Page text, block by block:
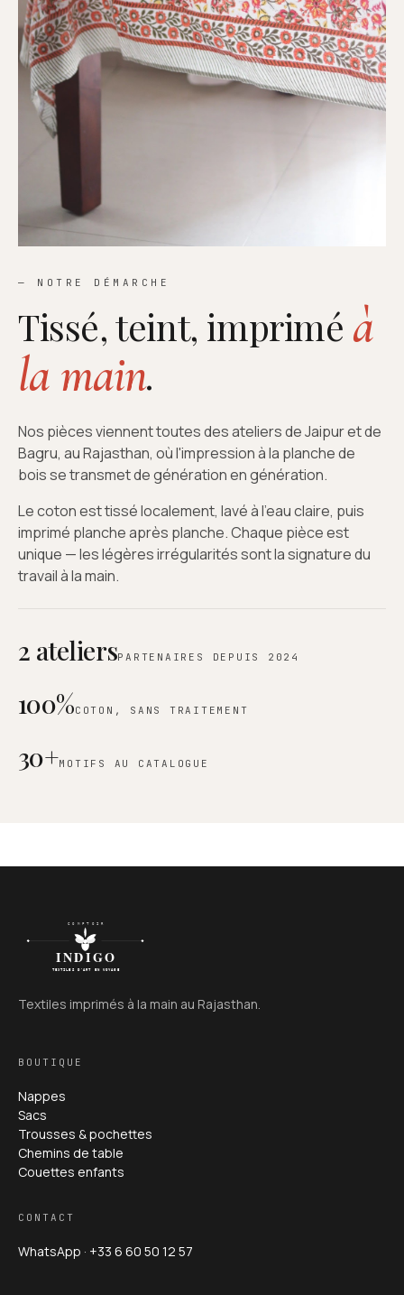
— NOTRE DÉMARCHE
Tissé, teint, imprimé à
la main.
Nos pièces viennent toutes des ateliers de Jaipur et de
Bagru, au Rajasthan, où l'impression à la planche de
bois se transmet de génération en génération.
Le coton est tissé localement, lavé à l'eau claire, puis
imprimé planche après planche. Chaque pièce est
unique — les légères irrégularités sont la signature du
travail à la main.
2 ateliersPARTENAIRES DEPUIS 2024
100%COTON, SANS TRAITEMENT
30+MOTIFS AU CATALOGUE
Textiles imprimés à la main au Rajasthan.
BOUTIQUE
Nappes
Sacs
Trousses & pochettes
Chemins de table
Couettes enfants
CONTACT
WhatsApp · +33 6 60 50 12 57